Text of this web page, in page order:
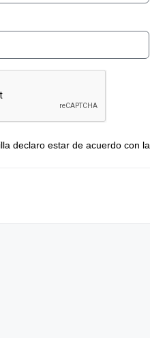
declaro estar de acuerdo con la